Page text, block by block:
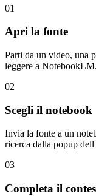
01
Apri la fonte
Parti da un video, una
leggere a NotebookLM.
02
Scegli il notebook
Invia la fonte a un
ricerca dalla popup dell
03
Completa il